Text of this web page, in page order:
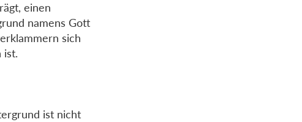
einen
namens Gott
sich
ist.
ist nicht